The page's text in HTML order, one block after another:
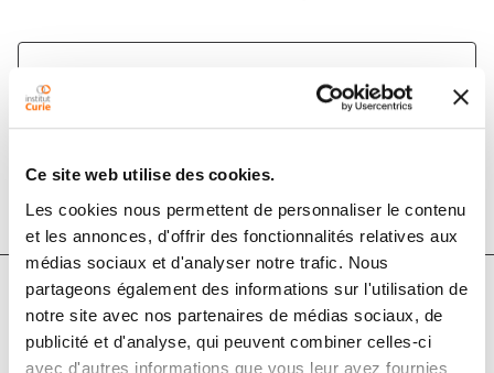
Ce site web utilise des cookies.
Les cookies nous permettent de personnaliser le contenu
et les annonces, d'offrir des fonctionnalités relatives aux
médias sociaux et d'analyser notre trafic. Nous
partageons également des informations sur l'utilisation de
notre site avec nos partenaires de médias sociaux, de
publicité et d'analyse, qui peuvent combiner celles-ci
avec d'autres informations que vous leur avez fournies
Biology of the Cell
DOI :10.1111/boc.202000158
Auteurs